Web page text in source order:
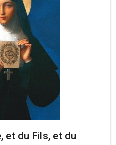
et du Fils, et du